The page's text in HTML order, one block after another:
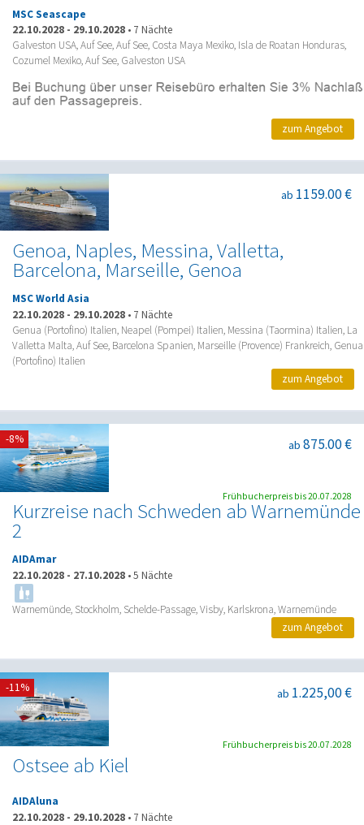
MSC Seascape
22.10.2028 - 29.10.2028 • 7 Nächte
Galveston USA, Auf See, Auf See, Costa Maya Mexiko, Isla de Roatan Honduras,
Cozumel Mexiko, Auf See, Galveston USA
zum Angebot
Genoa, Naples, Messina, Valletta,
Barcelona, Marseille, Genoa
ab 1159.00 €
MSC World Asia
22.10.2028 - 29.10.2028 • 7 Nächte
Genua (Portofino) Italien, Neapel (Pompei) Italien, Messina (Taormina) Italien, La
Valletta Malta, Auf See, Barcelona Spanien, Marseille (Provence) Frankreich, Genua
(Portofino) Italien
zum Angebot
Kurzreise nach Schweden ab Warnemünde
2
ab 875.00 €
AIDAmar
22.10.2028 - 27.10.2028 •5 Nächte
Warnemünde, Stockholm, Schelde-Passage, Visby, Karlskrona, Warnemünde
-8%
Frühbucherpreis bis 20.07.2028
zum Angebot
Ostsee ab Kiel
ab 1.225,00 €
AIDAluna
22.10.2028 - 29.10.2028 • 7 Nächte
-11%
Frühbucherpreis bis 20.07.2028